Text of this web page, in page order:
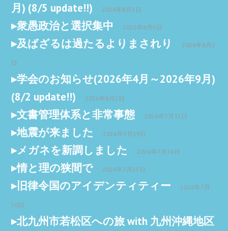
月) (8/5 update!!)
2026年8月5日
衆愚政治と選択集中 2026年8月5日
及ばざるは過たるよりまされり 2026年8月2
日
学会のお知らせ(2026年4月～2026年9月)
(8/2 update!!)
2026年8月2日
文書管理体系と非常事態 2026年7月31日
地震が来ました 2026年7月29日
メガネを新調しました 2026年7月26日
情と理の狭間で 2026年7月25日
旧律令国のアイデンティティー 2026年7月
20日
北九州市若松区への旅 with 九州沖縄地区